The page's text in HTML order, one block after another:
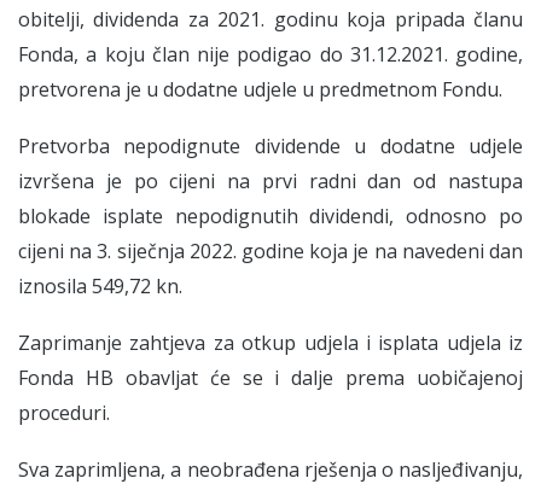
obitelji, dividenda za 2021. godinu koja pripada članu
Fonda, a koju član nije podigao do 31.12.2021. godine,
pretvorena je u dodatne udjele u predmetnom Fondu.
Pretvorba nepodignute dividende u dodatne udjele
izvršena je po cijeni na prvi radni dan od nastupa
blokade isplate nepodignutih dividendi, odnosno po
cijeni na 3. siječnja 2022. godine koja je na navedeni dan
iznosila 549,72 kn.
Zaprimanje zahtjeva za otkup udjela i isplata udjela iz
Fonda HB obavljat će se i dalje prema uobičajenoj
proceduri.
Sva zaprimljena, a neobrađena rješenja o nasljeđivanju,